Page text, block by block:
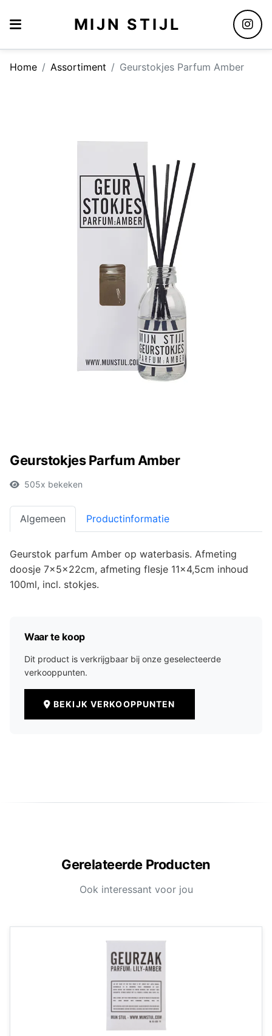
MIJN STIJL
Home Assortiment Geurstokjes Parfum Amber
Geurstokjes Parfum Amber
505x bekeken
Algemeen Productinformatie
Geurstok parfum Amber op waterbasis. Afmeting
doosje 7x5x22cm, afmeting flesje 11x4,5cm inhoud
100ml, incl. stokjes.
Waar te koop
Dit product is verkrijgbaar bij onze geselecteerde
verkooppunten.
BEKIJK VERKOOPPUNTEN
Gerelateerde Producten
Ook interessant voor jou